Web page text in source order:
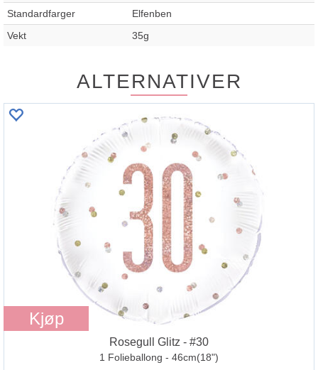
Standardfarger
Elfenben
Vekt
35g
ALTERNATIVER
Kjøp
Rosegull Glitz - #30
1 Folieballong - 46cm(18")